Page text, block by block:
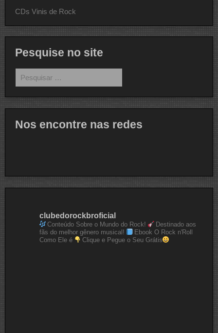
CDs Vinis de Rock
Pesquise no site
por:
Nos encontre nas redes
clubedorockbroficial
Conteúdo Sobre o Mundo do Rock!
Destinado aos
fãs do melhor gênero musical!
Ebook O Rock n'Roll
Como Ele é
Clique e Pegue o Seu Grátis